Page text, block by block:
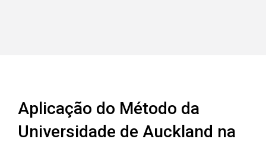
Aplicação do Método da
Universidade de Auckland na